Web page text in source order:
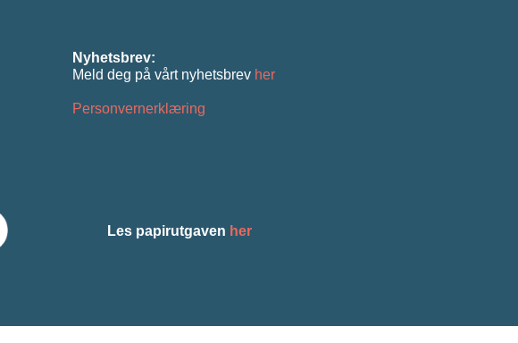
Nyhetsbrev:
Meld deg på vårt nyhetsbrev her
Personvernerklæring
Les papirutgaven her